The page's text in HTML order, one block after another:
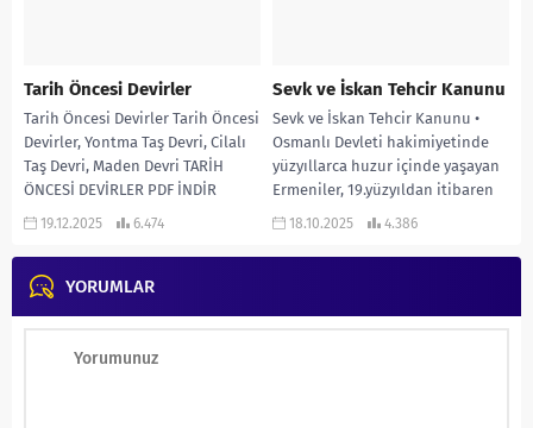
Tarih Öncesi Devirler
Tarih Öncesi Devirler Tarih Öncesi
Devirler, Yontma Taş Devri, Cilalı
Taş Devri, Maden Devri TARİH
ÖNCESİ DEVİRLER PDF İNDİR
19.12.2025 6.474
Sevk ve İskan Tehcir Kanunu
Sevk ve İskan Tehcir Kanunu •
Osmanlı Devleti hakimiyetinde
yüzyıllarca huzur içinde yaşayan
Ermeniler, 19.yüzyıldan itibaren
milliyetçilik akımının etkisi ve...
18.10.2025 4.386
YORUMLAR